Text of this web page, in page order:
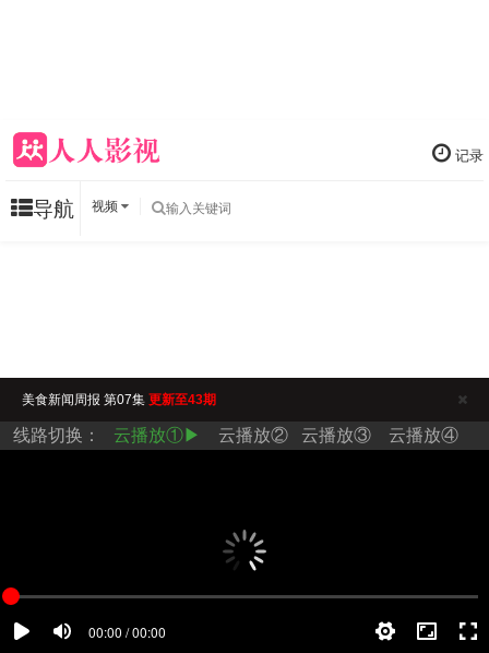
记录
导航 视频
美食新闻周报 第07集 更新至43期